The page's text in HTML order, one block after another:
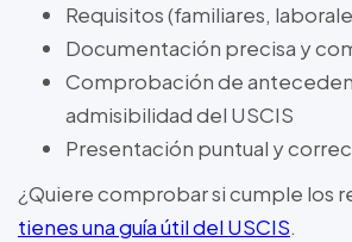
Requisitos (familiares,
Documentación precisa y
Comprobación de
admisibilidad del USCIS
Presentación puntual y
¿Quiere comprobar si cumple los
tienes una guía útil del USCIS.